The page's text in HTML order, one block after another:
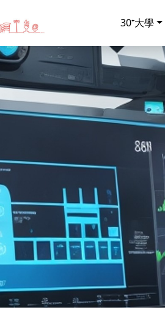
30⁺大學